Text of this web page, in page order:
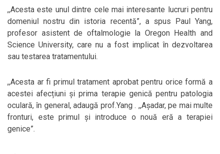
,,Acesta este unul dintre cele mai interesante lucruri pentru
domeniul nostru din istoria recentă”, a spus Paul Yang,
profesor asistent de oftalmologie la Oregon Health and
Science University, care nu a fost implicat în dezvoltarea
sau testarea tratamentului.
,,Acesta ar fi primul tratament aprobat pentru orice formă a
acestei afecțiuni și prima terapie genică pentru patologia
oculară, în general, adaugă prof.Yang . ,,Așadar, pe mai multe
fronturi, este primul și introduce o nouă eră a terapiei
genice”.